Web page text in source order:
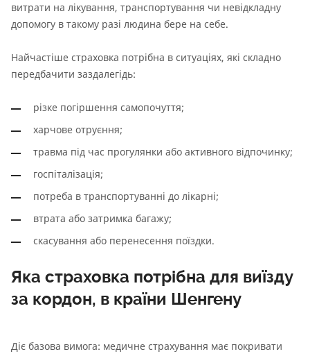
витрати на лікування, транспортування чи невідкладну
допомогу в такому разі людина бере на себе.
Найчастіше страховка потрібна в ситуаціях, які складно
передбачити заздалегідь:
різке погіршення самопочуття;
харчове отруєння;
травма під час прогулянки або активного відпочинку;
госпіталізація;
потреба в транспортуванні до лікарні;
втрата або затримка багажу;
скасування або перенесення поїздки.
Яка страховка потрібна для виїзду
за кордон, в країни Шенгену
Діє базова вимога: медичне страхування має покривати